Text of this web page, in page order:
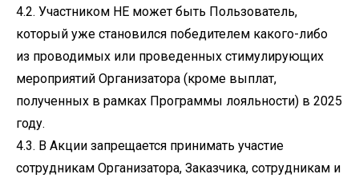
4.2. Участником НЕ может быть Пользователь,
который уже становился победителем какого-либо
из проводимых или проведенных стимулирующих
мероприятий Организатора (кроме выплат,
полученных в рамках Программы лояльности) в 2025
году.
4.3. В Акции запрещается принимать участие
сотрудникам Организатора, Заказчика, сотрудникам и